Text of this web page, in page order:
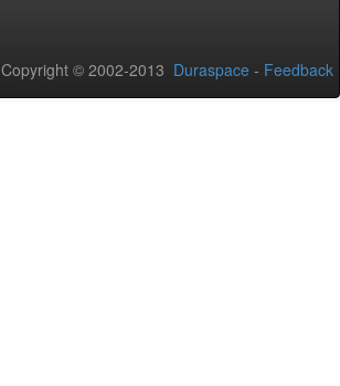
Copyright © 2002-2013 Duraspace - Feedback